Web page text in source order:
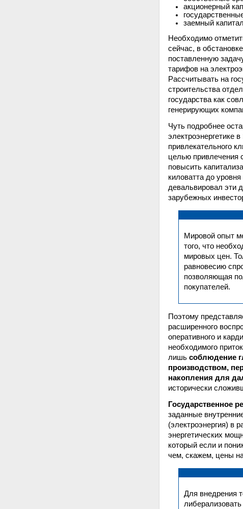
акционерный
заемный
Необходимо
сейчас, в
поставленную
тарифов на
Рассчитывать на
строительства
государства как
генерирующих
Чуть подробнее
электроэнергетике
привлекательного
целью привлечения
повысить
киловатта до
девальвировал эти
зарубежных
Мировой опыт
того, что
мировых цен.
равновесию
позволяющая
покупателей.
Поэтому
расширенного
оперативного и
необходимого
лишь соблюдение
производством,
накопления для
исторически
Государственное
заданные
(электроэнергия) в
энергетических
который если и
чем, скажем, цены
Для внедрения